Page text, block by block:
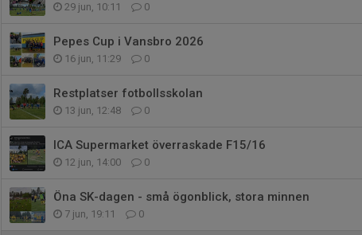
29 jun, 10:11 0
Pepes Cup i Vansbro 2026
16 jun, 11:29 0
Restplatser fotbollsskolan
13 jun, 12:48 0
ICA Supermarket överraskade F15/16
12 jun, 14:00 0
Öna SK-dagen - små ögonblick, stora minnen
7 jun, 19:11 0